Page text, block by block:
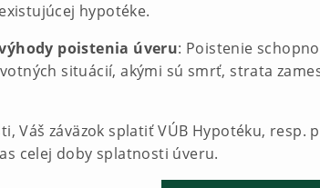
hypotéke.
poistenia úveru: Poistenie
situácií, akými sú smrť, strata
Váš záväzok splatiť VÚB Hypotéku, resp.
celej doby splatnosti úveru.